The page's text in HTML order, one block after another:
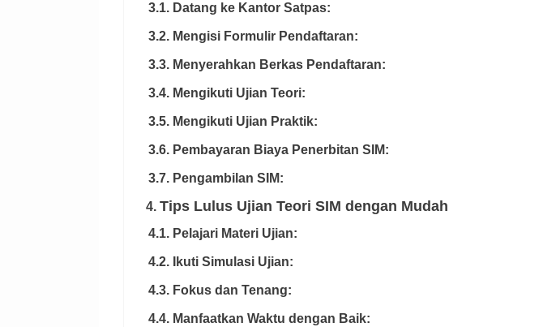
3.1. Datang ke Kantor Satpas:
3.2. Mengisi Formulir Pendaftaran:
3.3. Menyerahkan Berkas Pendaftaran:
3.4. Mengikuti Ujian Teori:
3.5. Mengikuti Ujian Praktik:
3.6. Pembayaran Biaya Penerbitan SIM:
3.7. Pengambilan SIM:
4. Tips Lulus Ujian Teori SIM dengan Mudah
4.1. Pelajari Materi Ujian:
4.2. Ikuti Simulasi Ujian:
4.3. Fokus dan Tenang:
4.4. Manfaatkan Waktu dengan Baik: